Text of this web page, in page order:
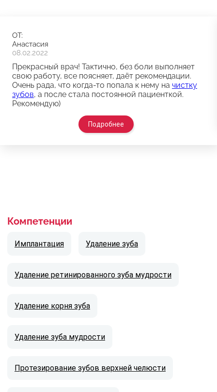
ОТ:
Анастасия
08.02.2022
Прекрасный врач! Тактично, без боли выполняет
свою работу, все поясняет, даёт рекомендации.
Очень рада, что когда-то попала к нему на чистку
зубов, а после стала постоянной пациенткой.
Рекомендую)
Подробнее
Компетенции
Имплантация Удаление зуба
Удаление ретинированного зуба мудрости
Удаление корня зуба
Удаление зуба мудрости
Протезирование зубов верхней челюсти